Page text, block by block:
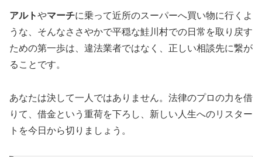
アルトやマーチに乗って近所のスーパーへ買い物に行くよ
うな、そんなささやかで平穏な鮭川村での日常を取り戻す
ための第一歩は、違法業者ではなく、正しい相談先に繋が
ることです。
あなたは決して一人ではありません。法律のプロの力を借
りて、借金という重荷を下ろし、新しい人生へのリスター
トを今日から切りましょう。